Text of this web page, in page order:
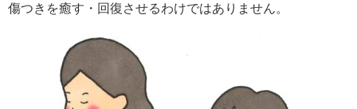
傷つきを癒す・回復させるわけではありません。